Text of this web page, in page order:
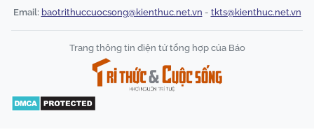
Email: baotrithuccuocsong@kienthuc.net.vn - tkts@kienthuc.net.vn
Trang thông tin điện tử tổng hợp của Báo